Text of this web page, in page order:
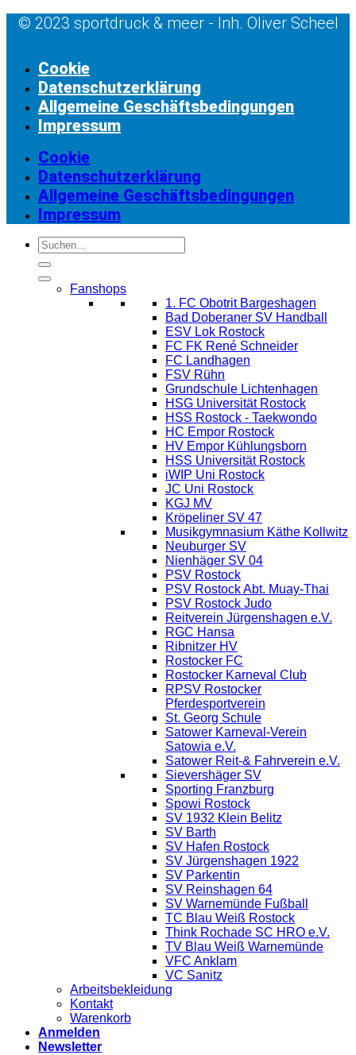
© 2023 sportdruck & meer - Inh. Oliver Scheel
Cookie
Datenschutzerklärung
Allgemeine Geschäftsbedingungen
Impressum
Cookie
Datenschutzerklärung
Allgemeine Geschäftsbedingungen
Impressum
Suchen
nach:
Fanshops
1. FC Obotrit Bargeshagen
Bad Doberaner SV Handball
ESV Lok Rostock
FC FK René Schneider
FC Landhagen
FSV Rühn
Grundschule Lichtenhagen
HSG Universität Rostock
HSS Rostock - Taekwondo
HC Empor Rostock
HV Empor Kühlungsborn
HSS Universität Rostock
iWIP Uni Rostock
JC Uni Rostock
KGJ MV
Kröpeliner SV 47
Musikgymnasium Käthe Kollwitz
Neuburger SV
Nienhäger SV 04
PSV Rostock
PSV Rostock Abt. Muay-Thai
PSV Rostock Judo
Reitverein Jürgenshagen e.V.
RGC Hansa
Ribnitzer HV
Rostocker FC
Rostocker Karneval Club
RPSV Rostocker
Pferdesportverein
St. Georg Schule
Satower Karneval-Verein
Satowia e.V.
Satower Reit-& Fahrverein e.V.
Sievershäger SV
Sporting Franzburg
Spowi Rostock
SV 1932 Klein Belitz
SV Barth
SV Hafen Rostock
SV Jürgenshagen 1922
SV Parkentin
SV Reinshagen 64
SV Warnemünde Fußball
TC Blau Weiß Rostock
Think Rochade SC HRO e.V.
TV Blau Weiß Warnemünde
VFC Anklam
VC Sanitz
Arbeitsbekleidung
Kontakt
Warenkorb
Anmelden
Newsletter